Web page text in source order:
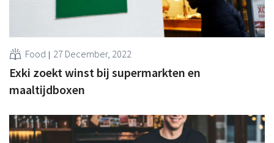
Food 27 December, 2022
Exki zoekt winst bij supermarkten en
maaltijdboxen